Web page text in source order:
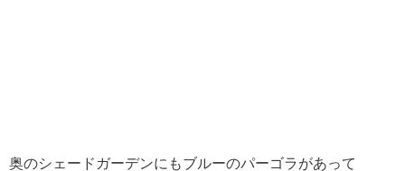
奥のシェードガーデンにもブルーのパーゴラがあって